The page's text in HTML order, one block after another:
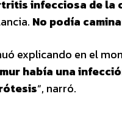
infecciosa de la
No podía
explicando en el
había una
“, narró.